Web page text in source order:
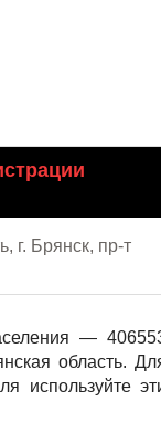
г. Брянск, пр-т
—
область.
используйте